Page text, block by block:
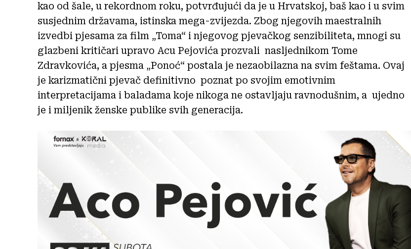
kao od šale, u rekordnom roku, potvrđujući da je u Hrvatskoj, baš kao i u svim
susjednim državama, istinska mega-zvijezda. Zbog njegovih maestralnih
izvedbi pjesama za film „Toma“ i njegovog pjevačkog senzibiliteta, mnogi su
glazbeni kritičari upravo Acu Pejovića prozvali nasljednikom Tome
Zdravkovića, a pjesma „Ponoć“ postala je nezaobilazna na svim feštama. Ovaj
je karizmatični pjevač definitivno poznat po svojim emotivnim
interpretacijama i baladama koje nikoga ne ostavljaju ravnodušnim, a ujedno
je i miljenik ženske publike svih generacija.